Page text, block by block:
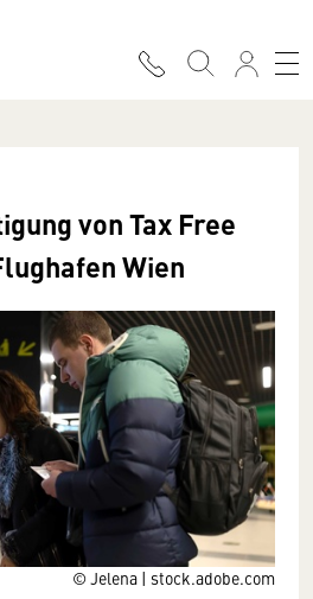
© Jelena | stock.adobe.com
von Tax Free
Wien